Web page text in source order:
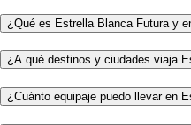
¿Qué es Estrella Blanca Futura y
¿A qué destinos y ciudades viaja
¿Cuánto equipaje puedo llevar en